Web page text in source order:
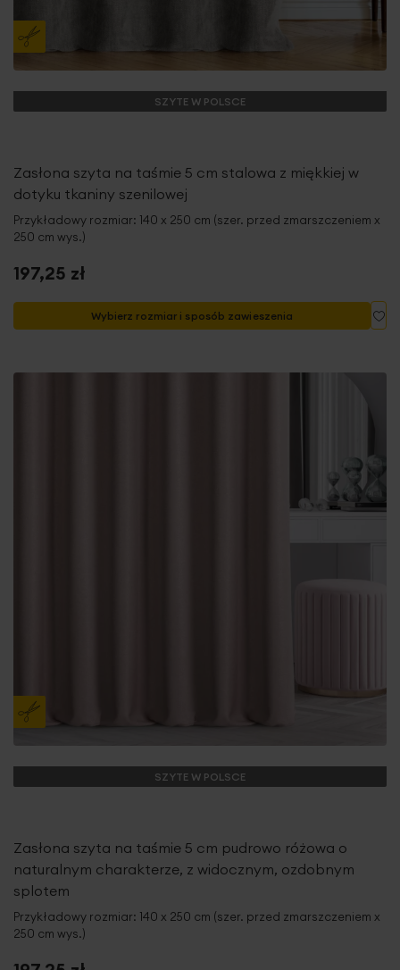
SZYTE W POLSCE
Zasłona szyta na taśmie 5 cm stalowa z miękkiej w
dotyku tkaniny szenilowej
Przykładowy rozmiar: 140 x 250 cm (szer. przed zmarszczeniem x
250 cm wys.)
197,25 zł
Wybierz rozmiar i sposób zawieszenia
SZYTE W POLSCE
Zasłona szyta na taśmie 5 cm pudrowo różowa o
naturalnym charakterze, z widocznym, ozdobnym
splotem
Przykładowy rozmiar: 140 x 250 cm (szer. przed zmarszczeniem x
250 cm wys.)